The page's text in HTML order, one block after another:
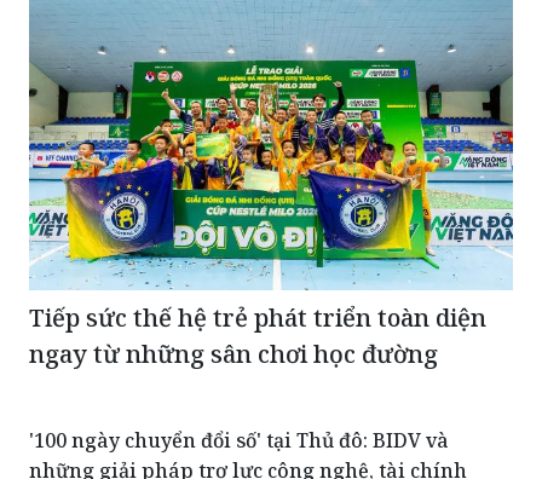
Tiếp sức thế hệ trẻ phát triển toàn diện
ngay từ những sân chơi học đường
'100 ngày chuyển đổi số' tại Thủ đô: BIDV và
những giải pháp trợ lực công nghệ, tài chính